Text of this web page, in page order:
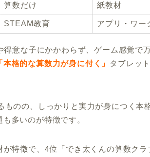
算数だけ 紙教材
STEAM教育 アプリ・ワー
意な子にかかわらず、ゲーム感覚で
本格的な算数力が身に付く」
タブレッ
のの、しっかりと実力が身につく本
多いのが特徴です。
特徴で、4位「でき太くんの算数クラ